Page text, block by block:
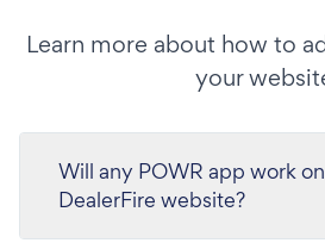
Learn more about how to
your
Will any POWR app work
DealerFire website?